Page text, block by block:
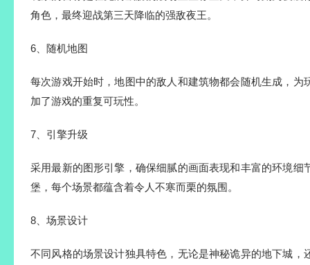
角色，最终迎战第三天降临的强敌夜王。
6、随机地图
每次游戏开始时，地图中的敌人和建筑物都会随机生成，为
加了游戏的重复可玩性。
7、引擎升级
采用最新的图形引擎，确保细腻的画面表现和丰富的环境细
堡，每个场景都蕴含着令人不寒而栗的氛围。
8、场景设计
不同风格的场景设计独具特色，无论是神秘诡异的地下城，